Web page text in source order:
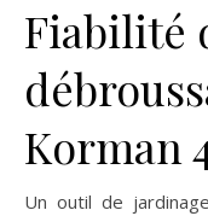
Fiabilité
Korman
Un outil de